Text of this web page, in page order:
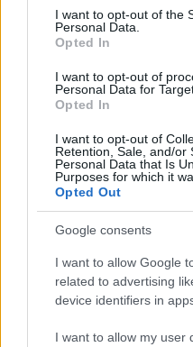
consent section.
I want to opt-out of the
Personal Data.
Opted In
I want to opt-out of
Personal Data for
Opted In
I want to opt-out of
Retention, Sale, and/or
Personal Data that Is
Purposes for which it
Opted Out
Google consents
I want to allow Google
related to advertising
device identifiers in
I want to allow my user
54 éves korában elhunyt
| 2025.04.13 09:00
Nicky Katt rengeteg